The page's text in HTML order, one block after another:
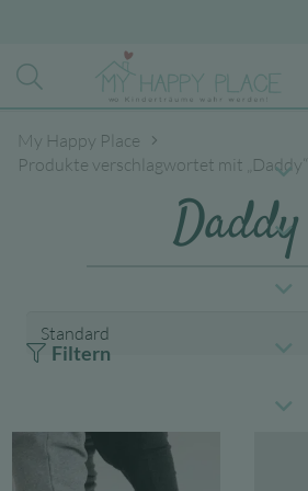
My Happy Place
Produkte verschlagwortet mit „Daddy“
Daddy
Filtern